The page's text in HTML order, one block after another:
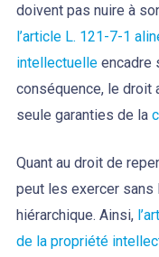
doivent pas nuire à
l’article L. 121-7-1
intellectuelleencadre
conséquence, le droit
seule garanties de la
Quant au droit de
peut les exercer sans
hiérarchique. Ainsi,
de la propriété